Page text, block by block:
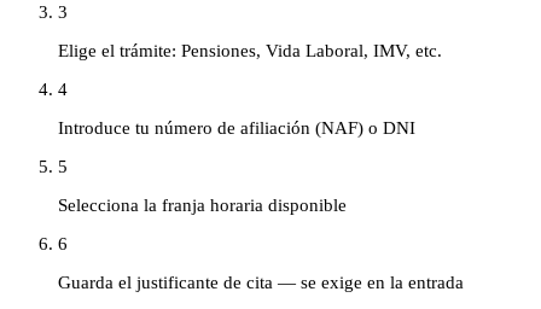
3
Elige el trámite: Pensiones, Vida Laboral, IMV, etc.
4
Introduce tu número de afiliación (NAF) o DNI
5
Selecciona la franja horaria disponible
6
Guarda el justificante de cita — se exige en la entrada